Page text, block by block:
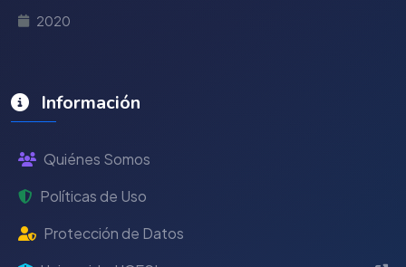
2020
Información
Quiénes Somos
Políticas de Uso
Protección de Datos